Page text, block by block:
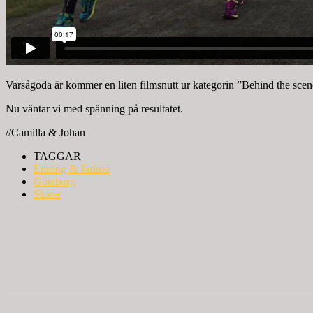
Varsågoda är kommer en liten filmsnutt ur kategorin ”Behind the
Nu väntar vi med spänning på resultatet.
//Camilla & Johan
TAGGAR
Emring & Järlmo
Göteborg
Skåne